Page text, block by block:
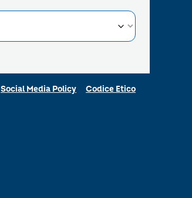
Social Media Policy Codice Etico